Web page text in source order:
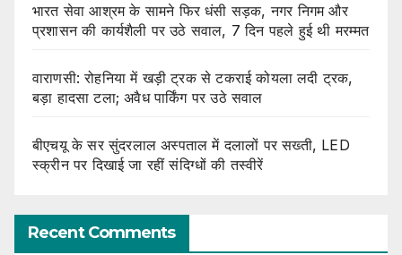
भारत सेवा आश्रम के सामने फिर धंसी सड़क, नगर निगम और
प्रशासन की कार्यशैली पर उठे सवाल, 7 दिन पहले हुई थी मरम्मत
वाराणसी: रोहनिया में खड़ी ट्रक से टकराई कोयला लदी ट्रक,
बड़ा हादसा टला; अवैध पार्किंग पर उठे सवाल
बीएचयू के सर सुंदरलाल अस्पताल में दलालों पर सख्ती, LED
स्क्रीन पर दिखाई जा रहीं संदिग्धों की तस्वीरें
Recent Comments